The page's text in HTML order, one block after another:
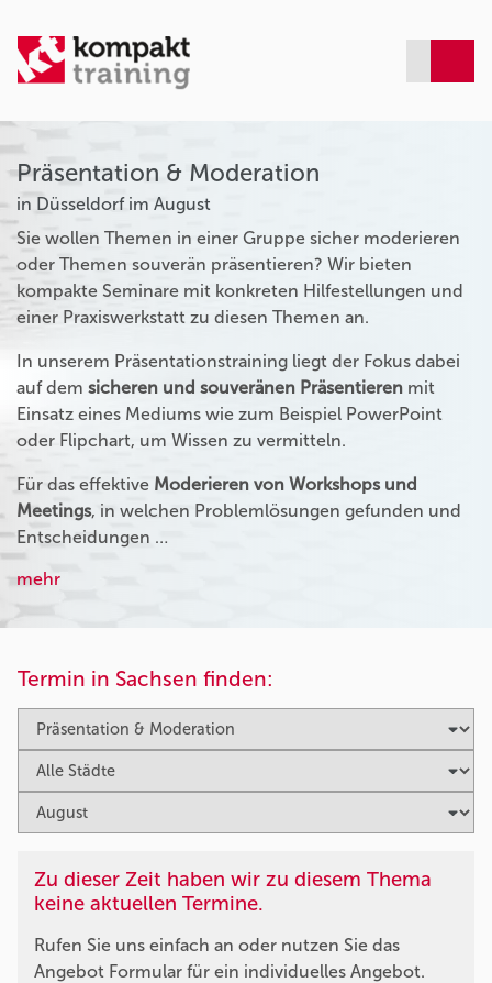
Präsentation & Moderation
in Düsseldorf im August
Sie wollen Themen in einer Gruppe sicher moderieren
oder Themen souverän präsentieren? Wir bieten
kompakte Seminare mit konkreten Hilfestellungen und
einer Praxiswerkstatt zu diesen Themen an.
In unserem Präsentationstraining liegt der Fokus dabei
auf dem sicheren und souveränen Präsentieren mit
Einsatz eines Mediums wie zum Beispiel PowerPoint
oder Flipchart, um Wissen zu vermitteln.
Für das effektive Moderieren von Workshops und
Meetings, in welchen Problemlösungen gefunden und
Entscheidungen …
mehr
Termin in Sachsen finden:
Zu dieser Zeit haben wir zu diesem Thema
keine aktuellen Termine.
Rufen Sie uns einfach an oder nutzen Sie das
Angebot Formular für ein individuelles Angebot.